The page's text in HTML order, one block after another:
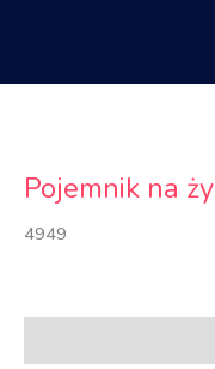
Pojemnik na
4949